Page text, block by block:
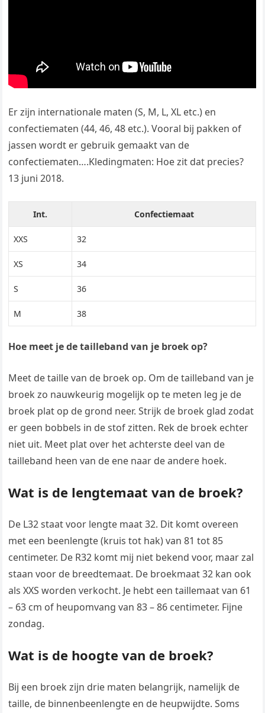
Er zijn internationale maten (S, M, L, XL etc.) en
confectiematen (44, 46, 48 etc.). Vooral bij pakken of
jassen wordt er gebruik gemaakt van de
confectiematen….Kledingmaten: Hoe zit dat precies?
13 juni 2018.
Int. Confectiemaat
XXS 32
XS 34
S 36
M 38
Hoe meet je de tailleband van je broek op?
Meet de taille van de broek op. Om de tailleband van je
broek zo nauwkeurig mogelijk op te meten leg je de
broek plat op de grond neer. Strijk de broek glad zodat
er geen bobbels in de stof zitten. Rek de broek echter
niet uit. Meet plat over het achterste deel van de
tailleband heen van de ene naar de andere hoek.
Wat is de lengtemaat van de broek?
De L32 staat voor lengte maat 32. Dit komt overeen
met een beenlengte (kruis tot hak) van 81 tot 85
centimeter. De R32 komt mij niet bekend voor, maar zal
staan voor de breedtemaat. De broekmaat 32 kan ook
als XXS worden verkocht. Je hebt een taillemaat van 61
– 63 cm of heupomvang van 83 – 86 centimeter. Fijne
zondag.
Wat is de hoogte van de broek?
Bij een broek zijn drie maten belangrijk, namelijk de
taille, de binnenbeenlengte en de heupwijdte. Soms